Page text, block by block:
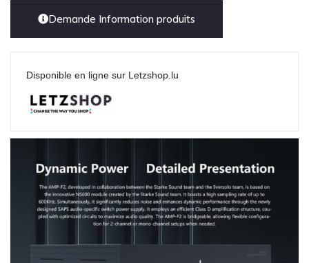
Demande Information produits
Disponible en ligne sur Letzshop.lu